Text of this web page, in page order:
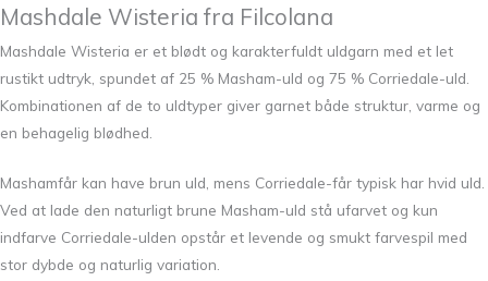
Mashdale Wisteria fra Filcolana
Mashdale Wisteria er et blødt og karakterfuldt uldgarn med et let
rustikt udtryk, spundet af 25 % Masham-uld og 75 % Corriedale-uld.
Kombinationen af de to uldtyper giver garnet både struktur, varme og
en behagelig blødhed.
Mashamfår kan have brun uld, mens Corriedale-får typisk har hvid uld.
Ved at lade den naturligt brune Masham-uld stå ufarvet og kun
indfarve Corriedale-ulden opstår et levende og smukt farvespil med
stor dybde og naturlig variation.